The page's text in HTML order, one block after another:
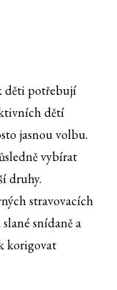
děti potřebují
dětí
jasnou volbu.
vybírat
druhy.
stravovacích
snídaně a
korigovat